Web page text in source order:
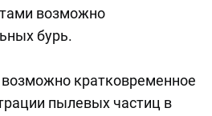
возможно
бурь.
возможно кратковременное
пылевых частиц в